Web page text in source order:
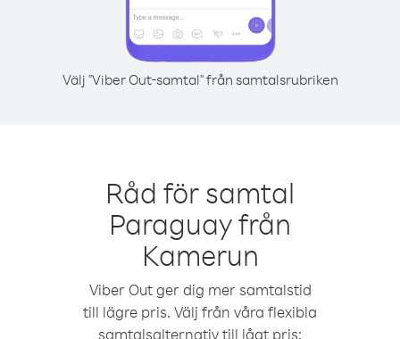
Välj "Viber Out-samtal" från samtalsrubriken
Råd för samtal
Paraguay från
Kamerun
Viber Out ger dig mer samtalstid
till lägre pris. Välj från våra flexibla
samtalsalternativ till lågt pris: